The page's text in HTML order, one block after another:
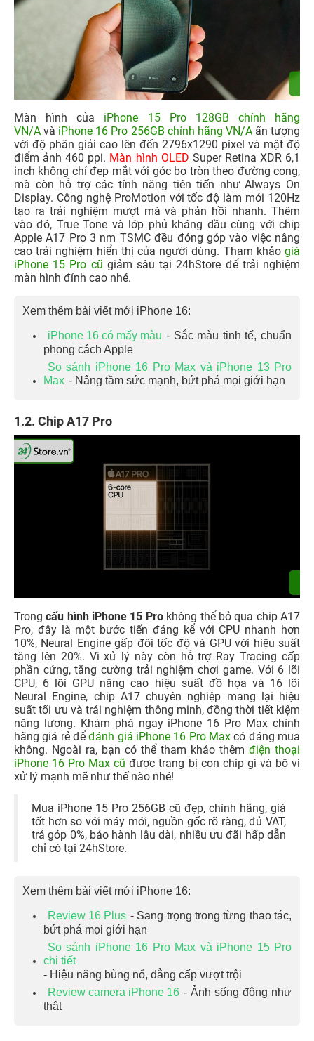
Màn hình của iPhone 15 Pro 128GB chính hãng
VN/A và iPhone 16 Pro 256GB chính hãng VN/Aấn tượng
với độ phân giải cao lên đến 2796x1290 pixel và mật độ
điểm ảnh 460 ppi. Màn hình OLED Super Retina XDR 6,1
inch không chỉ đẹp mắt với góc bo tròn theo đường cong,
mà còn hỗ trợ các tính năng tiên tiến như Always On
Display. Công nghệ ProMotion với tốc độ làm mới 120Hz
tạo ra trải nghiệm mượt mà và phản hồi nhanh. Thêm
vào đó, True Tone và lớp phủ kháng dầu cùng với chip
Apple A17 Pro 3 nm TSMC đều đóng góp vào việc nâng
cao trải nghiệm hiển thị của người dùng. Tham khảo giá
iPhone 15 Pro cũ giảm sâu tại 24hStore để trải nghiệm
màn hình đỉnh cao nhé.
Xem thêm bài viết mới iPhone 16:
iPhone 16 có mấy màu - Sắc màu tinh tế, chuẩn
phong cách Apple
So sánh iPhone 16 Pro Max và iPhone 13 Pro
Max - Nâng tầm sức mạnh, bứt phá mọi giới hạn
1.2. Chip A17 Pro
Trongcấu hình iPhone 15 Prokhông thể bỏ qua chip A17
Pro, đây là một bước tiến đáng kể với CPU nhanh hơn
10%, Neural Engine gấp đôi tốc độ và GPU với hiệu suất
tăng lên 20%. Vi xử lý này còn hỗ trợ Ray Tracing cấp
phần cứng, tăng cường trải nghiệm chơi game. Với 6 lõi
CPU, 6 lõi GPU nâng cao hiệu suất đồ họa và 16 lõi
Neural Engine, chip A17 chuyên nghiệp mang lại hiệu
suất tối ưu và trải nghiệm thông minh, đồng thời tiết kiệm
năng lượng. Khám phá ngay iPhone 16 Pro Max chính
hãng giá rẻ đểđánh giá iPhone 16 Pro Max có đáng mua
không. Ngoài ra, bạn có thể tham khảo thêm điện thoại
iPhone 16 Pro Max cũ được trang bị con chip gì và bộ vi
xử lý mạnh mẽ như thế nào nhé!
Mua iPhone 15 Pro 256GB cũ đẹp, chính hãng, giá
tốt hơn so với máy mới, nguồn gốc rõ ràng, đủ VAT,
trả góp 0%, bảo hành lâu dài, nhiều ưu đãi hấp dẫn
chỉ có tại 24hStore.
Xem thêm bài viết mới iPhone 16:
Review 16 Plus - Sang trọng trong từng thao tác,
bứt phá mọi giới hạn
So sánh iPhone 16 Pro Max và iPhone 15 Pro
chi tiết
- Hiệu năng bùng nổ, đẳng cấp vượt trội
Review camera iPhone 16 - Ảnh sống động như
thật